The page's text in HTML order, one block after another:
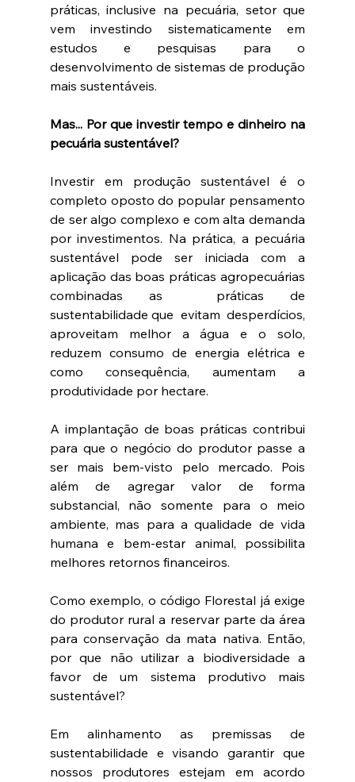
práticas, inclusive na pecuária, setor que
vem investindo sistematicamente em
estudos e pesquisas para o
desenvolvimento de sistemas de produção
mais sustentáveis.
Mas... Por que investir tempo e dinheiro na
pecuária sustentável?
Investir em produção sustentável é o
completo oposto do popular pensamento
de ser algo complexo e com alta demanda
por investimentos. Na prática, a pecuária
sustentável pode ser iniciada com a
aplicação das boas práticas agropecuárias
combinadas as  práticas de
sustentabilidade que  evitam  desperdícios,
aproveitam melhor a água e o solo,
reduzem consumo de energia elétrica e
como consequência, aumentam a
produtividade por hectare.
A implantação de boas práticas contribui
para que o negócio do produtor passe a
ser mais bem-visto pelo mercado. Pois
além de agregar valor de forma
substancial, não somente para o meio
ambiente, mas para a qualidade de vida
humana e bem-estar animal, possibilita
melhores retornos financeiros.
Como exemplo, o código Florestal já exige
do produtor rural a reservar parte da área
para conservação da mata nativa. Então,
por que não utilizar a biodiversidade a
favor de um sistema produtivo mais
sustentável?
Em alinhamento as premissas de
sustentabilidade e visando garantir que
nossos produtores estejam em acordo